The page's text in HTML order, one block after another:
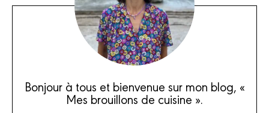
Bonjour à tous et bienvenue sur mon blog, «
Mes brouillons de cuisine ».